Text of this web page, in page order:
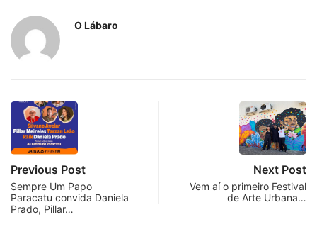
O Lábaro
Previous Post
Sempre Um Papo
Paracatu convida Daniela
Prado, Pillar…
Next Post
Vem aí o primeiro Festival
de Arte Urbana…